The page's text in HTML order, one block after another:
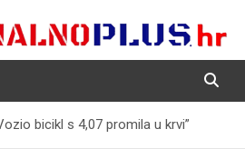
bicikl s 4,07 promila u krvi”